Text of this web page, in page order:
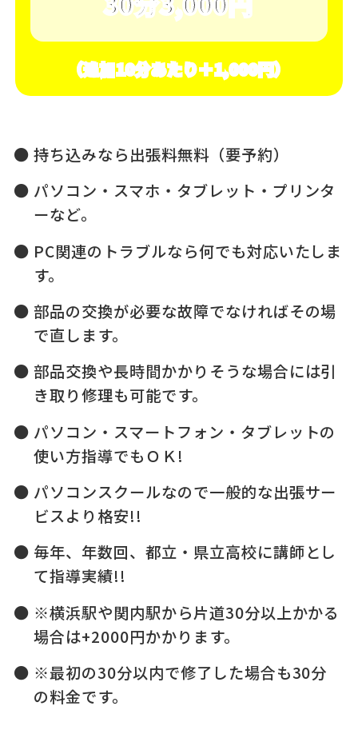
（追加10分あたり＋1,000円）
持ち込みなら出張料無料（要予約）
パソコン・スマホ・タブレット・プリンタ
ーなど。
PC関連のトラブルなら何でも対応いたしま
す。
部品の交換が必要な故障でなければその場
で直します。
部品交換や長時間かかりそうな場合には引
き取り修理も可能です。
パソコン・スマートフォン・タブレットの
使い方指導でもＯＫ!
パソコンスクールなので一般的な出張サー
ビスより格安!!
毎年、年数回、都立・県立高校に講師とし
て指導実績!!
※横浜駅や関内駅から片道30分以上かかる
場合は+2000円かかります。
※最初の30分以内で修了した場合も30分
の料金です。